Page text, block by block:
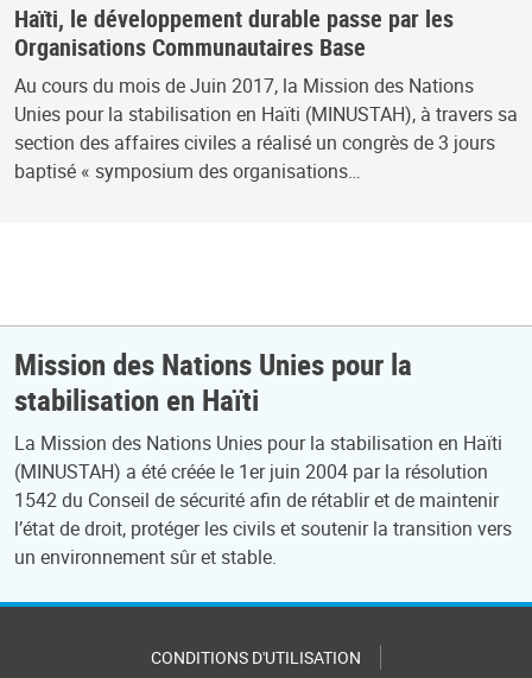
Haïti, le développement durable passe par les
Organisations Communautaires Base
Au cours du mois de Juin 2017, la Mission des Nations
Unies pour la stabilisation en Haïti (MINUSTAH), à travers sa
section des affaires civiles a réalisé un congrès de 3 jours
baptisé « symposium des organisations…
Mission des Nations Unies pour la
stabilisation en Haïti
La Mission des Nations Unies pour la stabilisation en Haïti
(MINUSTAH) a été créée le 1er juin 2004 par la résolution
1542 du Conseil de sécurité afin de rétablir et de maintenir
l’état de droit, protéger les civils et soutenir la transition vers
un environnement sûr et stable.
CONDITIONS D'UTILISATION